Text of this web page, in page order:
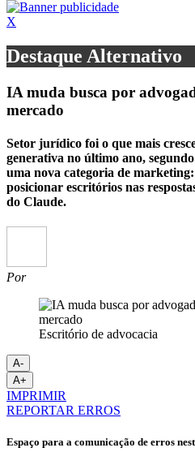
X
Destaque Alternativo
IA muda busca por
mercado
Setor jurídico foi o que mais
generativa no último ano,
uma nova categoria de marketing:
posicionar escritórios nas
do Claude.
Por
Escritório de advocacia
A-
A+
IMPRIMIR
REPORTAR ERROS
Espaço para a comunicação de erros